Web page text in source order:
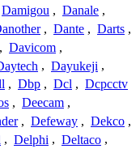
Damigou , Danale ,
, Dante , Darts ,
, Davicom ,
, Dayukeji ,
, Dbp , Dcl , Dcpcctv
, Deecam ,
, Defeway , Dekco ,
, Delphi , Deltaco ,